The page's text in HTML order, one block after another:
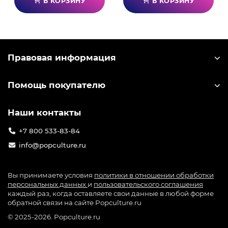
Правовая информация
Помощь покупателю
Наши контакты
+7 800 533-83-84
info@popculture.ru
Вы принимаете условия политики в отношении обработки
персональных данных и пользовательского соглашения
каждый раз, когда оставляете свои данные в любой форме
обратной связи на сайте Popculture.ru
© 2025-2026. Popculture.ru